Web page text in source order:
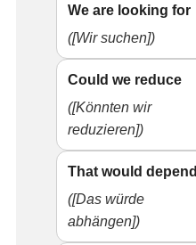
We are looking for
([Wir suchen])
Could we reduce
([Könnten wir
reduzieren])
That would depend
([Das würde
abhängen])